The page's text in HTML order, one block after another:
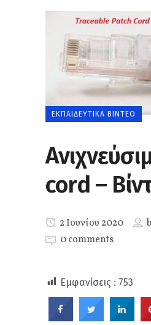
ΕΚΠΑΙΔΕΥΤΙΚΆ ΒΊΝΤΕΟ
cord –
2 Ιουνίου 2020
0 comments
Εμφανίσεις : 753